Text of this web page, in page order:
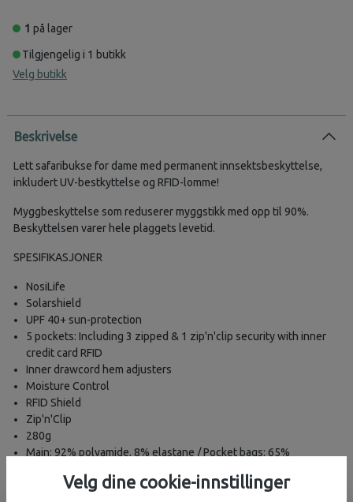
1 på lager
Tilgjengelig i 1 butikk
Velg butikk
Beskrivelse
Lett safaribukse for dame med permanent innsektsbeskyttelse,
inkludert UV-bestkyttelse og RFID-lomme!
Myggbeskyttelse som reduserer myggstikk med opp til 90%.
Beskyttelsen varer hele plaggets levetid.
SPESIFIKASJONER
NosiLife
Solarshield
UPF 40+ sun-protection
5 pockets: Including 3 zipped & 1 zip'n'clip security with inner
credit card RFID
Inner drawcord hem adjusters
Moisture Control
RFID Shield
Zip'n'Clip
280g
Main: 92% polyamide, 8% elastane / Pocket bags: 65%
Velg dine cookie-innstillinger